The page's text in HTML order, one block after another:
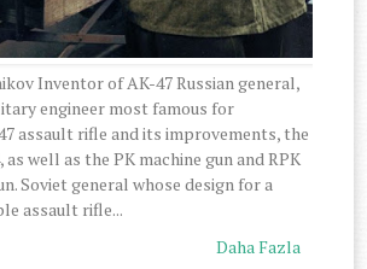
Inventor of AK-47 Russian general,
engineer most famous for
assault rifle and its improvements, the
as well as the PK machine gun and RPK
Soviet general whose design for a
assault rifle...
Daha Fazla